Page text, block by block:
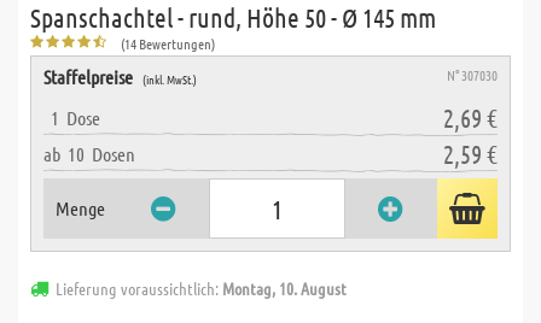
Spanschachtel - rund, Höhe 50 - Ø 145 mm
(14 Bewertungen)
Staffelpreise (inkl. MwSt.) N° 307030
1 Dose 2,69 €
ab 10 Dosen 2,59 €
Menge
Lieferung voraussichtlich: Montag, 10. August